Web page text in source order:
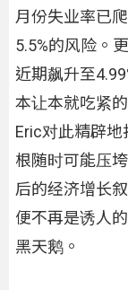
月份失业率已
5.5%的风险。
近期飙升至
本让本就吃紧
Eric对此精辟
根随时可能压
后的经济增长
便不再是诱人
黑天鹅。